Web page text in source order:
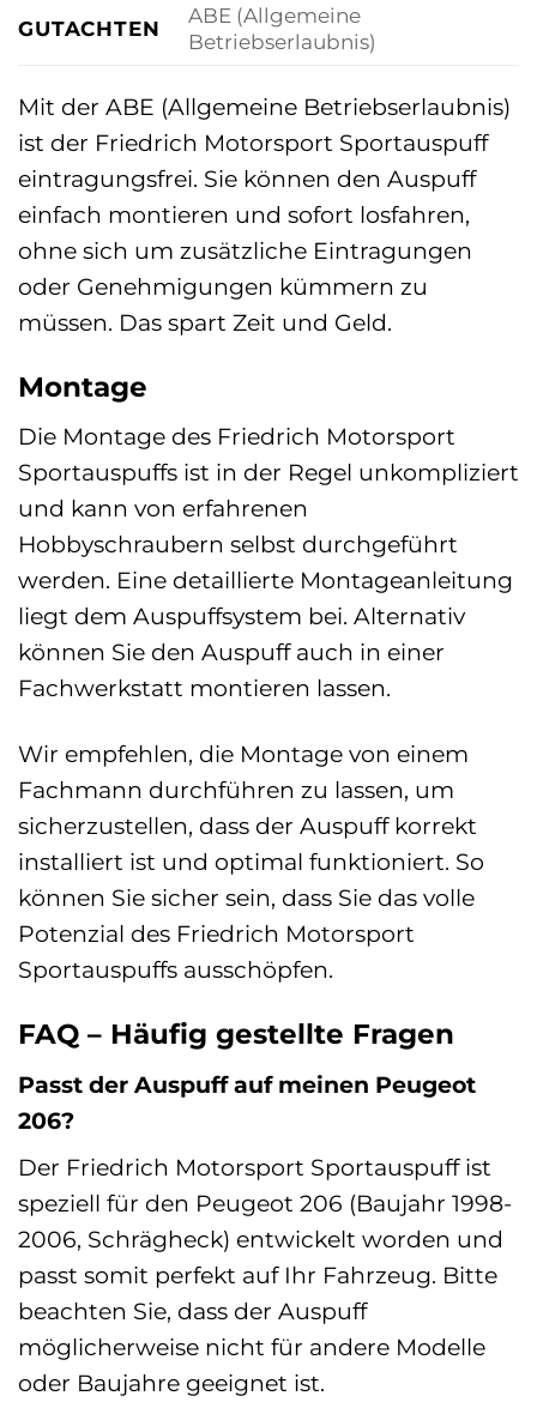
GUTACHTEN
ABE (Allgemeine
Betriebserlaubnis)
Mit der ABE (Allgemeine Betriebserlaubnis)
ist der Friedrich Motorsport Sportauspuff
eintragungsfrei. Sie können den Auspuff
einfach montieren und sofort losfahren,
ohne sich um zusätzliche Eintragungen
oder Genehmigungen kümmern zu
müssen. Das spart Zeit und Geld.
Montage
Die Montage des Friedrich Motorsport
Sportauspuffs ist in der Regel unkompliziert
und kann von erfahrenen
Hobbyschraubern selbst durchgeführt
werden. Eine detaillierte Montageanleitung
liegt dem Auspuffsystem bei. Alternativ
können Sie den Auspuff auch in einer
Fachwerkstatt montieren lassen.
Wir empfehlen, die Montage von einem
Fachmann durchführen zu lassen, um
sicherzustellen, dass der Auspuff korrekt
installiert ist und optimal funktioniert. So
können Sie sicher sein, dass Sie das volle
Potenzial des Friedrich Motorsport
Sportauspuffs ausschöpfen.
FAQ – Häufig gestellte Fragen
Passt der Auspuff auf meinen Peugeot
206?
Der Friedrich Motorsport Sportauspuff ist
speziell für den Peugeot 206 (Baujahr 1998-
2006, Schrägheck) entwickelt worden und
passt somit perfekt auf Ihr Fahrzeug. Bitte
beachten Sie, dass der Auspuff
möglicherweise nicht für andere Modelle
oder Baujahre geeignet ist.